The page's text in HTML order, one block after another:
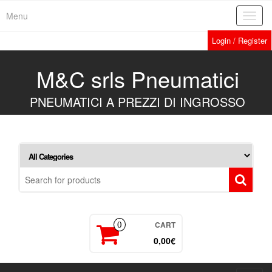
Menu
Login / Register
M&C srls Pneumatici
PNEUMATICI A PREZZI DI INGROSSO
0 CART
0,00€